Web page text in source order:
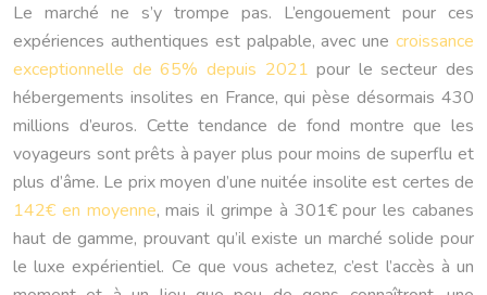
Le marché ne s’y trompe pas. L’engouement pour ces
expériences authentiques est palpable, avec une croissance
exceptionnelle de 65% depuis 2021 pour le secteur des
hébergements insolites en France, qui pèse désormais 430
millions d’euros. Cette tendance de fond montre que les
voyageurs sont prêts à payer plus pour moins de superflu et
plus d’âme. Le prix moyen d’une nuitée insolite est certes de
142€ en moyenne, mais il grimpe à 301€ pour les cabanes
haut de gamme, prouvant qu’il existe un marché solide pour
le luxe expérientiel. Ce que vous achetez, c’est l’accès à un